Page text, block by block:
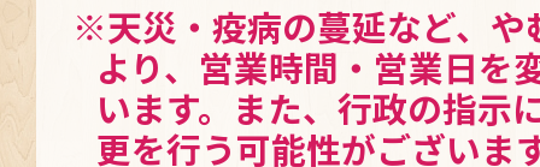
※天災・疫病の蔓延など、や
より、営業時間・営業日を
います。また、行政の指示
更を行う可能性がございま